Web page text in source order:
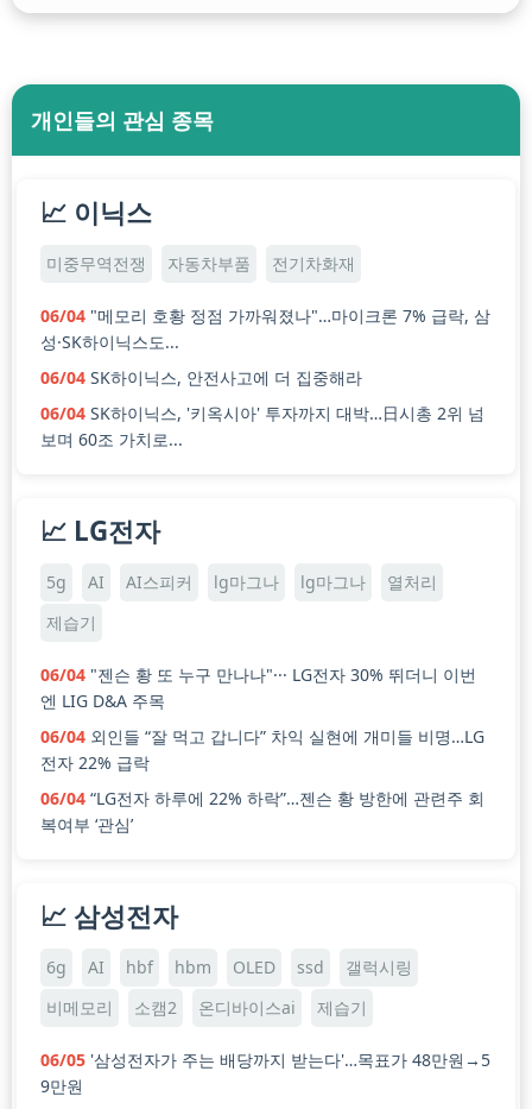
개인들의 관심 종목
📈 이닉스
미중무역전쟁 자동차부품 전기차화재
06/04 "메모리 호황 정점 가까워졌나"…마이크론 7% 급락, 삼
성·SK하이닉스도...
06/04 SK하이닉스, 안전사고에 더 집중해라
06/04 SK하이닉스, '키옥시아' 투자까지 대박…日시총 2위 넘
보며 60조 가치로...
📈 LG전자
5g AI AI스피커 lg마그나 lg마그나
열처리
제습기
06/04 "젠슨 황 또 누구 만나나"··· LG전자 30% 뛰더니 이번
엔 LIG D&A 주목
06/04 외인들 “잘 먹고 갑니다” 차익 실현에 개미들 비명…LG
전자 22% 급락
06/04 “LG전자 하루에 22% 하락”…젠슨 황 방한에 관련주 회
복여부 ‘관심’
📈 삼성전자
6g AI hbf hbm OLED ssd
갤럭시링
비메모리
소캠2 온디바이스ai 제습기
06/05 '삼성전자가 주는 배당까지 받는다'…목표가 48만원→5
9만원